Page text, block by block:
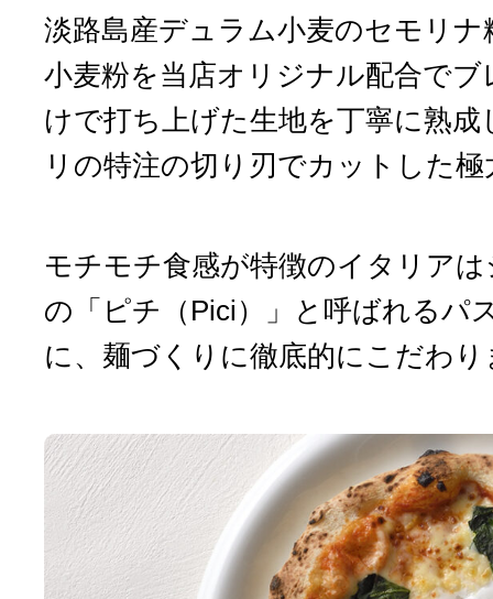
淡路島産デュラム小麦のセモリナ
小麦粉を当店オリジナル配合でブ
けで打ち上げた生地を丁寧に熟成
リの特注の切り刃でカットした
モチモチ食感が特徴のイタリア
の「ピチ（Pici）」と呼ばれるパ
に、麺づくりに徹底的にこだわ